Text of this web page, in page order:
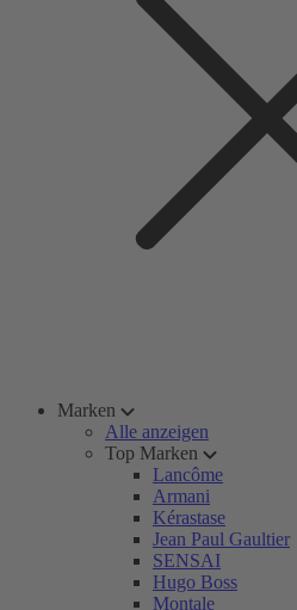
Marken
Alle anzeigen
Top Marken
Lancôme
Armani
Kérastase
Jean Paul Gaultier
SENSAI
Hugo Boss
Montale